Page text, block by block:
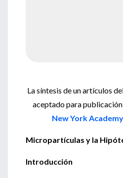
La síntesis de un artículos
aceptado para
New York
Micropartículas y la
Introducción